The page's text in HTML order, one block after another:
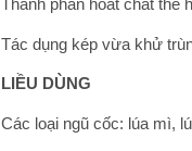
Thành phần hoát chất thế
Tác dụng kép vừa khử
LIỀU DÙNG
Các loại ngũ cốc: lúa mì,